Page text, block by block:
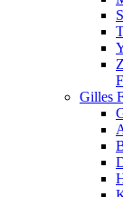
Gilles